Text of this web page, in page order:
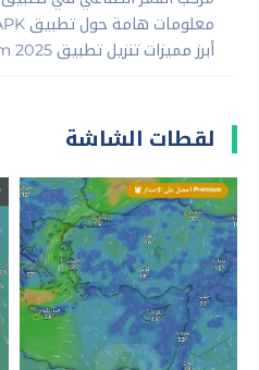
معلومات هامة حول تطبيق Windy.com APK للاندرويد
أبرز مميزات تنزيل تطبيق Windy.com 2025 للاندرويد
لقطات الشاشة